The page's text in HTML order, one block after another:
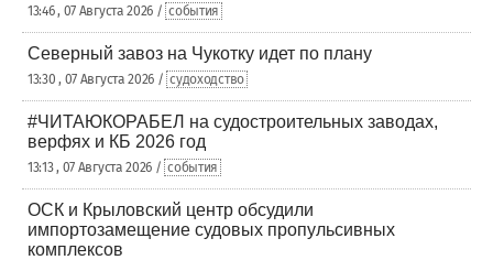
13:46 , 07 Августа 2026 / события
Северный завоз на Чукотку идет по плану
13:30 , 07 Августа 2026 / судоходство
#ЧИТАЮКОРАБЕЛ на судостроительных заводах,
верфях и КБ 2026 год
13:13 , 07 Августа 2026 / события
ОСК и Крыловский центр обсудили
импортозамещение судовых пропульсивных
комплексов